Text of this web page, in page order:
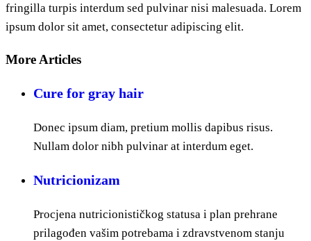
fringilla turpis interdum sed pulvinar nisi malesuada. Lorem
ipsum dolor sit amet, consectetur adipiscing elit.
More Articles
Cure for gray hair
Donec ipsum diam, pretium mollis dapibus risus.
Nullam dolor nibh pulvinar at interdum eget.
Nutricionizam
Procjena nutricionističkog statusa i plan prehrane
prilagođen vašim potrebama i zdravstvenom stanju